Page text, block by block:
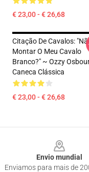
€ 23,00 - € 26,68
Citação De Cavalos:
Montar O Meu Cavalo
Branco?" ~ Ozzy
Caneca Clássica
€ 23,00 - € 26,68
Envio mundial
Enviamos para mais de